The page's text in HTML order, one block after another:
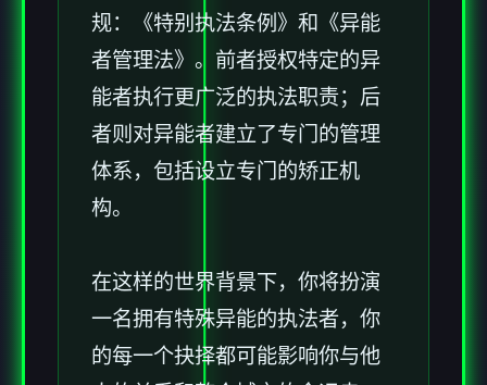
规：《特别执法条例》和《异能
者管理法》。前者授权特定的异
能者执行更广泛的执法职责；后
者则对异能者建立了专门的管理
体系，包括设立专门的矫正机
构。
在这样的世界背景下，你将扮演
一名拥有特殊异能的执法者，你
的每一个抉择都可能影响你与他